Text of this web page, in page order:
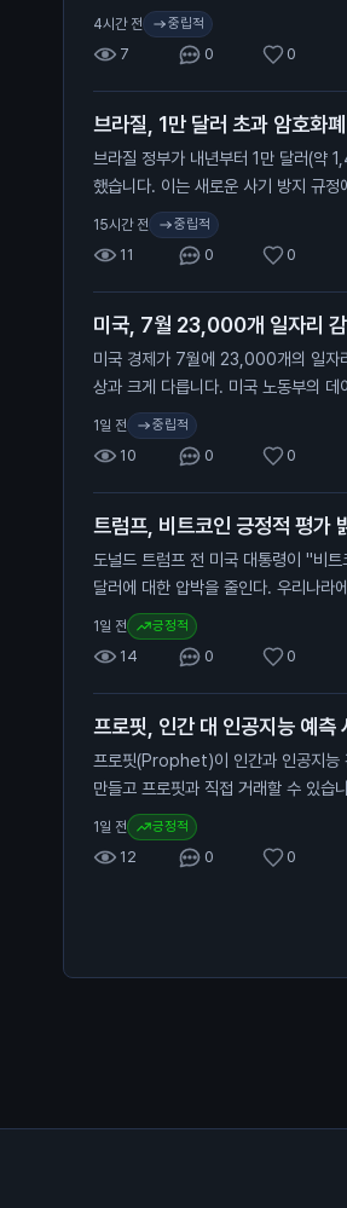
프로그램 등을 포함합니다. 상원은 이
다. 이번 통과된 예산안은 정부의 자
는 일반 투자자들에게 정부의 재정 안
4시간 전 중립적
7 0 0
브라질, 1만 달러 초과 암호화
브라질 정부가 내년부터 1만 달러(약
했습니다. 이는 새로운 사기 방지 규
의 송금에 적용됩니다. 브라질 정부는
밝혔습니다. 새로운 규정은 내년부터
늦어질 수 있어, 자산 관리에 주의가
해야 합니다.
15시간 전 중립적
11 0 0
미국, 7월 23,000개 일자리
미국 경제가 7월에 23,000개의 일자
상과 크게 다릅니다. 미국 노동부의
가들은 85,000개의 일자리 증가를
금리 인상 여부를 결정하는 데 중요한
중요한 신호입니다. 금리 인상이 지연
1일 전 중립적
10 0 0
트럼프, 비트코인 긍정적 평가
도널드 트럼프 전 미국 대통령이 "비
달러에 대한 압박을 줄인다. 우리나라
한 긍정적인 시각을 드러냅니다. 그의
은 최근 2분기 동안 5,720만 달러(약
안 11% 하락한 영향이 컸습니다. 그
니다. 트럼프의 긍정적인 발언은 비트
자들에게 비트코인에 대한 신뢰를 높
1일 전 긍정적
14 0 0
프로핏, 인간 대 인공지능 예측
프로핏(Prophet)이 인간과 인공지능
만들고 프로핏과 직접 거래할 수 있습
제공합니다. 프로핏은 인공지능을 활
용해 시장을 형성할 수 있습니다. 가
예측 시장은 일반 투자자에게 새로운
1일 전 긍정적
12 0 0